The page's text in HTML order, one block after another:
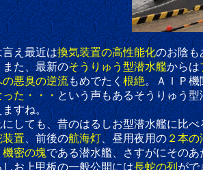
近は換気装置の高性能化のお陰も
また、最新のそうりゅう型潜水艦からは
の悪臭の逆流もめでたく根絶。ＡＩＰ機
・・という声もあるそうりゅう
ね。
昔のはるしお型潜水艦に比べ
装置、前後の航海灯、昼用夜用の２本の
機密の塊である潜水艦、さすがにその
の一般公開には長蛇の列がで